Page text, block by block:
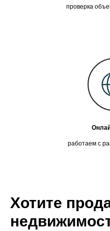
проверка
работаем с
Хотите